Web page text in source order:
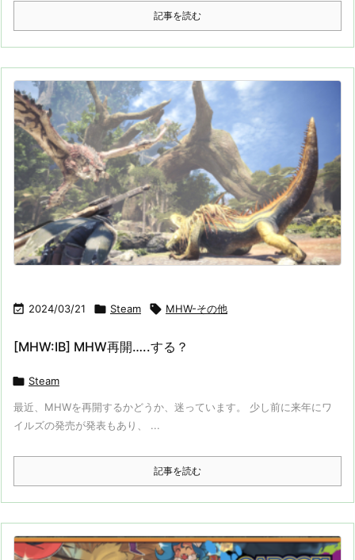
記事を読む
 2024/03/21  Steam  MHW-その他
[MHW:IB] MHW再開…..する？
 Steam
最近、MHWを再開するかどうか、迷っています。 少し前に来年にワ
イルズの発売が発表もあり、 ...
記事を読む